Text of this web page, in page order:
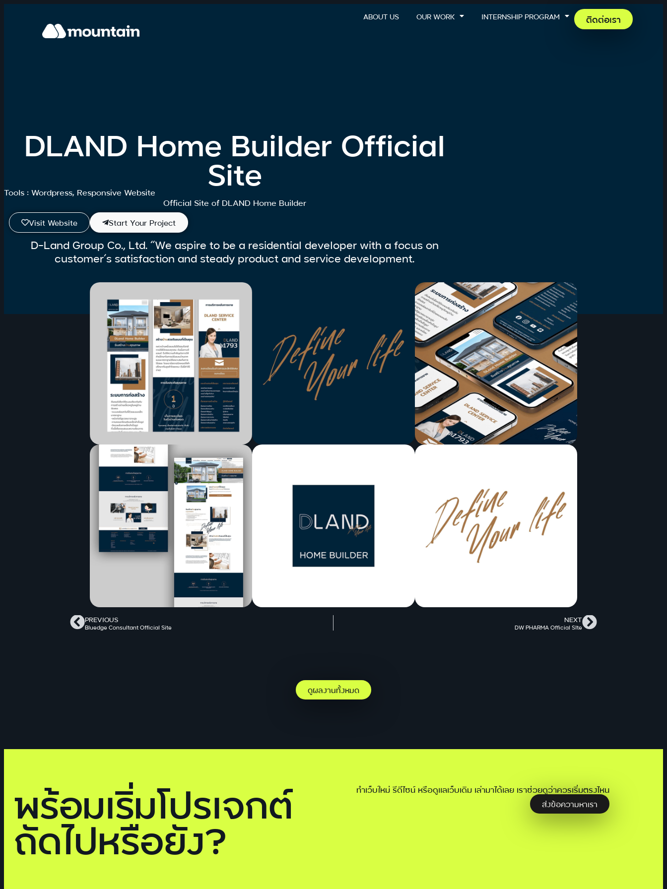
ABOUT US OUR WORK INTERNSHIP PROGRAM ติดต่อเรา
DLAND Home Builder Official
Site
Tools : Wordpress, Responsive Website
Official Site of DLAND Home Builder
Visit Website Start Your Project
D-Land Group Co., Ltd. “We aspire to be a residential developer with a focus on
customer’s satisfaction and steady product and service development.
PREVIOUS
Bluedge Consultant Official Site
NEXT
DW PHARMA Official SIte
ดูผลงานทั้งหมด
พร้อมเริ่มโปรเจกต์
ถัดไปหรือยัง?
ทำเว็บใหม่ รีดีไซน์ หรือดูแลเว็บเดิม เล่ามาได้เลย เราช่วยดูว่าควรเริ่มตรงไหน
ส่งข้อความหาเรา